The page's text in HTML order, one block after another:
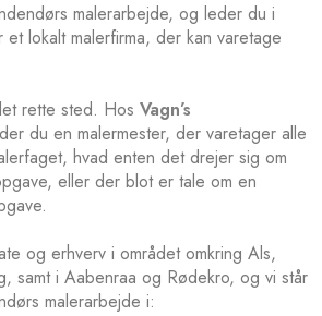
malerarbejde, og leder du i
lokalt malerfirma, der kan varetage
rette sted. HosVagn’s
du en malermester, der varetager alle
hvad enten det drejer sig om
eller der blot er tale om en
og erhverv i området omkring Als,
samt i Aabenraa og Rødekro, og vi står
malerarbejde i: